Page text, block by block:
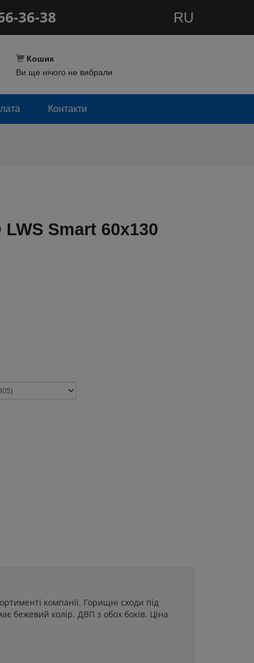
36-38 RU
Кошик
Ви ще нічого не вибрали
Контакти
Smart 60x130
компанії. Горищні сходи під
бежевий колір. ДВП з обох боків. Ціна